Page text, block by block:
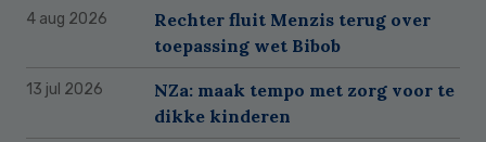
4 aug 2026
Rechter fluit Menzis terug over
toepassing wet Bibob
13 jul 2026
NZa: maak tempo met zorg voor te
dikke kinderen